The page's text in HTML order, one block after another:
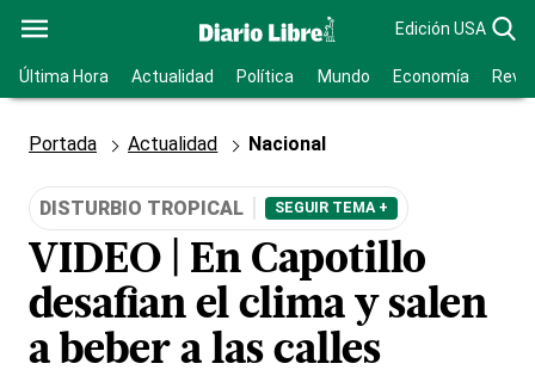
Edición USA
Última Hora Actualidad Política Mundo Economía
Portada Actualidad Nacional
DISTURBIO TROPICAL SEGUIR TEMA +
VIDEO | En Capotillo
desafian el clima y salen
a beber a las calles